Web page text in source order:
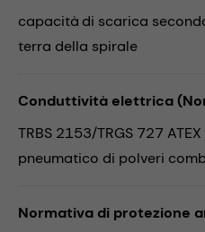
capacità di scarica
terra della spirale
Conduttività elettrica
TRBS 2153/TRGS 727
pneumatico di polveri
Normativa di protezione